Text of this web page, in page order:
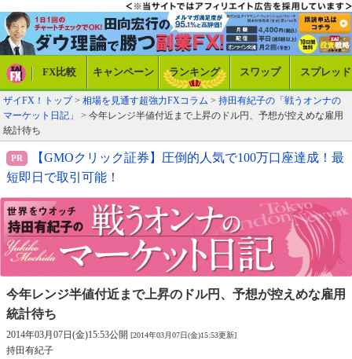
FX比較 キャンペーン ランキング スワップ スプレッド
ザイFX！トップ> 相場を見通す超強力FXコラム > 持田有紀子の「戦うオンナの
マーケット日記」
> 今年レンジ半値付近まで上昇のドル円、予想が控えめな雇用
統計待ち
【GMOクリック証券】圧倒的人気で100万口座達成！最
短即日で取引可能！
今年レンジ半値付近まで上昇のドル円、 予想が控えめな雇用
統計待ち
2014年03月07日(金)15:53公開 [2014年03月07日(金)15:53更新]
持田有紀子